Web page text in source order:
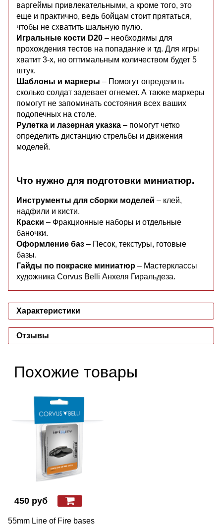
варгеймы привлекательными, а кроме того, это
еще и практично, ведь бойцам стоит прятаться,
чтобы не схватить шальную пулю.
Игральные кости D20 – необходимы для
прохождения тестов на попадание и тд. Для игры
хватит 3-х, но оптимальным количеством будет 5
штук.
Шаблоны и маркеры – Помогут определить
сколько солдат задевает огнемет. А также маркеры
помогут не запоминать состояния всех ваших
подопечных на столе.
Рулетка и лазерная указка – помогут четко
определить дистанцию стрельбы и движения
моделей.
Что нужно для подготовки миниатюр.
Инструменты для сборки моделей – клей,
надфили и кисти.
Краски – Фракционные наборы и отдельные
баночки.
Оформление баз – Песок, текстуры, готовые
базы.
Гайды по покраске миниатюр – Мастерклассы
художника Corvus Belli Анхеля Гиральдеза.
Характеристики
Отзывы
Похожие товары
450 руб
55mm Line of Fire bases